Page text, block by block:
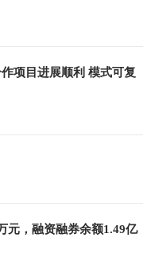
项目进展顺利 模式可复
元，融资融券余额1.49亿